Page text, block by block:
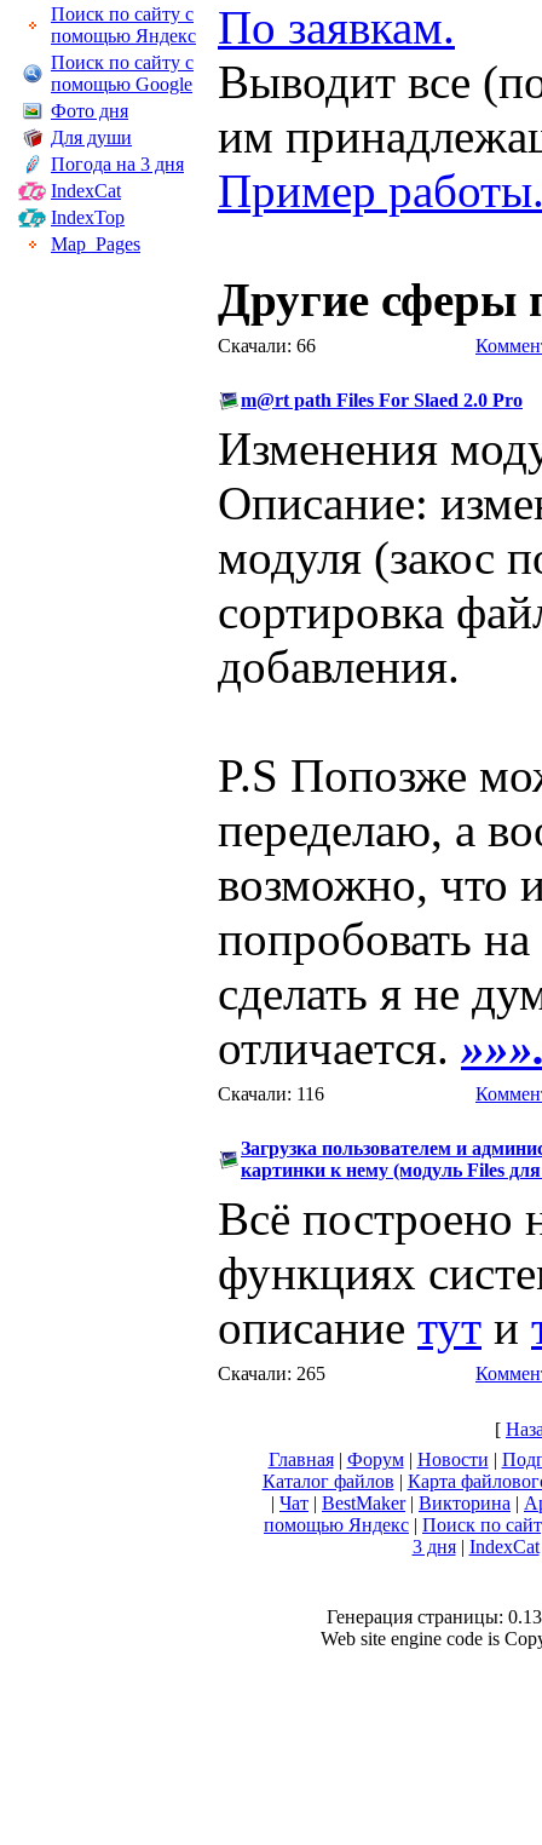
Поиск по сайту с
помощью Яндекс
Поиск по сайту с
помощью Google
Фото дня
Для души
Погода на 3 дня
IndexCat
IndexTop
Map_Pages
По заявкам.
Выводит все
им
Пример
Другие сферы
Скачали: 66
m@rt path Files For Slaed 2.0 Pro
Изменения
Описание:
модуля (закос
сортировка
добавления.
P.S Попозже
переделаю, а
возможно, что
попробовать
сделать я не
отличается.
Скачали: 116
Загрузка пользователем и
картинки к нему (модуль Files
Всё построено
функциях
описание тут и
Скачали: 265
[
Главная| Форум| Новости |
Каталог файлов | Карта
| Чат | BestMaker| Викторина |
помощью Яндекс | Поиск по
3 дня| IndexCat
Генерация страницы:
Web site engine code is